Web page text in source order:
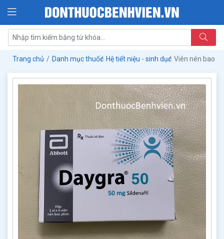
Trang chủ Danh mục thuốc Hệ tiết niệu - sinh dục Viên nén bao